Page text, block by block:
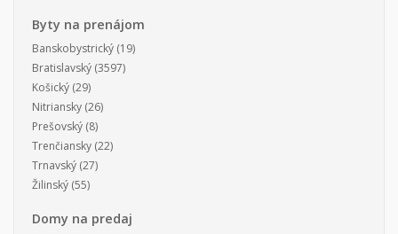
Byty na prenájom
Banskobystrický (19)
Bratislavský (3597)
Košický (29)
Nitriansky (26)
Prešovský (8)
Trenčiansky (22)
Trnavský (27)
Žilinský (55)
Domy na predaj